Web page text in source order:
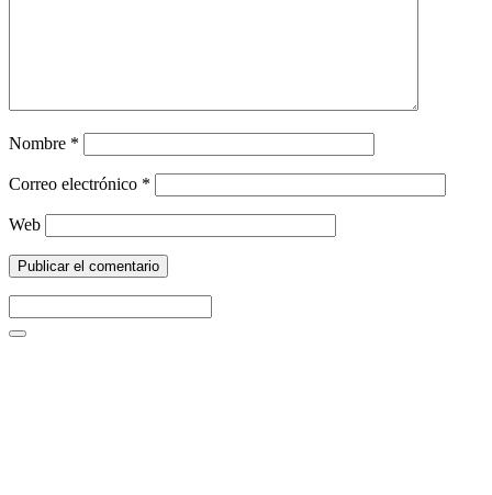
Nombre *
Correo electrónico *
Web